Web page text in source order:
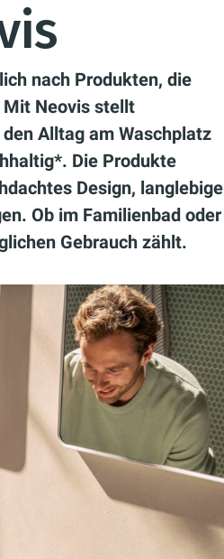
nach Produkten, die
Mit Neovis stellt
Alltag am Waschplatz
Die Produkte
Design, langlebige
Ob im Familienbad oder
Gebrauch zählt.